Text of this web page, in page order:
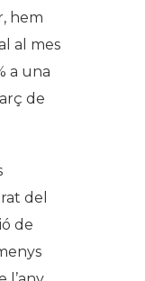
hem
al mes
a una
de
del
de